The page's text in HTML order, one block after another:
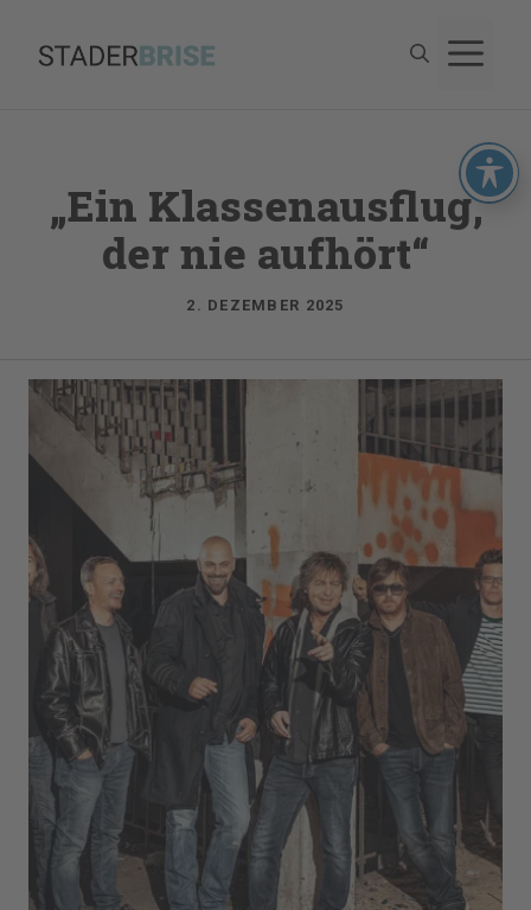
Inhalt
„Ein Klassenausflug,
der nie aufhört“
2. DEZEMBER 2025